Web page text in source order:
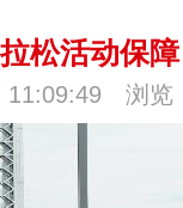
松活动保障
11:09:49 浏览